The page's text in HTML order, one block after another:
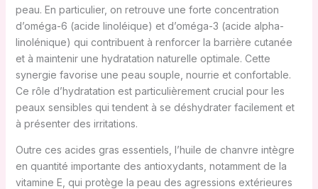
peau. En particulier, on retrouve une forte concentration
d’oméga-6 (acide linoléique) et d’oméga-3 (acide alpha-
linolénique) qui contribuent à renforcer la barrière cutanée
et à maintenir une hydratation naturelle optimale. Cette
synergie favorise une peau souple, nourrie et confortable.
Ce rôle d’hydratation est particulièrement crucial pour les
peaux sensibles qui tendent à se déshydrater facilement et
à présenter des irritations.
Outre ces acides gras essentiels, l’huile de chanvre intègre
en quantité importante des antioxydants, notamment de la
vitamine E, qui protège la peau des agressions extérieures